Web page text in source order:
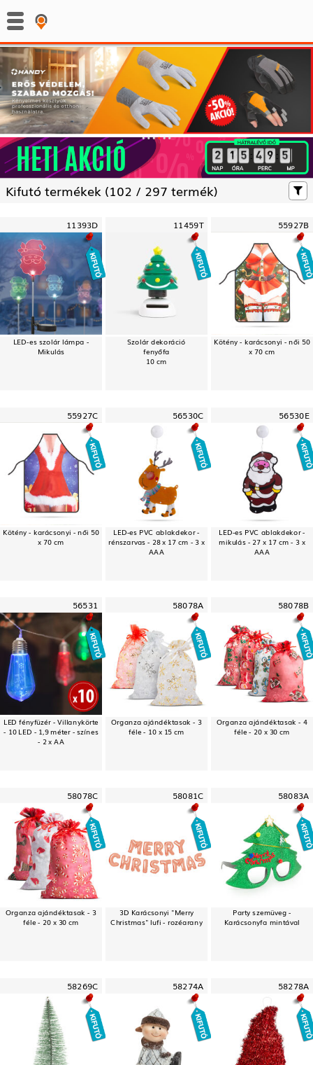
: :
Kifutó termékek (102 / 297 termék)
11393D
LED-es szolár lámpa -
Mikulás
11459T
Szolár dekoráció
fenyőfa
10 cm
55927B
Kötény - karácsonyi - női 50
x 70 cm
55927C
Kötény - karácsonyi - női 50
x 70 cm
56530C
LED-es PVC ablakdekor -
rénszarvas - 28 x 17 cm - 3 x
AAA
56530E
LED-es PVC ablakdekor -
mikulás - 27 x 17 cm - 3 x
AAA
56531
LED fényfüzér - Villanykörte
- 10 LED - 1,9 méter - színes
- 2 x AA
58078A
Organza ajándéktasak - 3
féle - 10 x 15 cm
58078B
Organza ajándéktasak - 4
féle - 20 x 30 cm
58078C
Organza ajándéktasak - 3
féle - 20 x 30 cm
58081C
3D Karácsonyi "Merry
Christmas" lufi - rozéarany
58083A
Party szemüveg -
Karácsonyfa mintával
58269C 58274A 58278A